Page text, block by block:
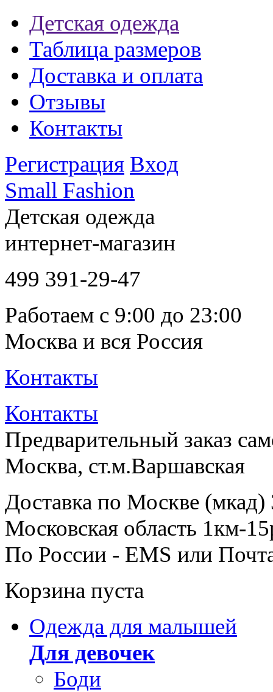
Детская одежда
Таблица размеров
Доставка и оплата
Отзывы
Контакты
Регистрация Вход
Small Fashion
Детская одежда
интернет-магазин
499 391-29-47
Работаем с 9:00 до 23:00
Москва и вся Россия
Контакты
Контакты
Предварительный заказ
Москва, ст.м.Варшавская
Доставка по Москве (мкад)
Московская область 1км-
По России - EMS или
Корзина пуста
Одежда для малышей
Для девочек
Боди